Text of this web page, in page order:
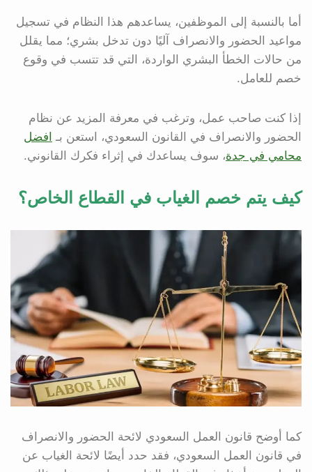
أما بالنسبة إلى الموظفين، يساعدهم هذا النظام في تسجيل
مواعيد الحضور والانصراف آليًا دون تدخل بشري؛ مما يقلل
من حالات الخطأ البشري الواردة، التي قد تتسب في وقوع
خصم للعامل.
إذا كنت صاحب عمل، وترغب في معرفة المزيد عن نظام
الحضور والانصراف في القانون السعودي، استعن بـ افضل
محامي في جدة، سوف يساعدك في إثراء فكرك القانوني.
كيف يتم خصم الغياب في القطاع الخاص؟
كما أوضح قانون العمل السعودي لائحة الحضور والانصراف
في قانون العمل السعودي، فقد حدد أيضًا لائحة الغياب عن